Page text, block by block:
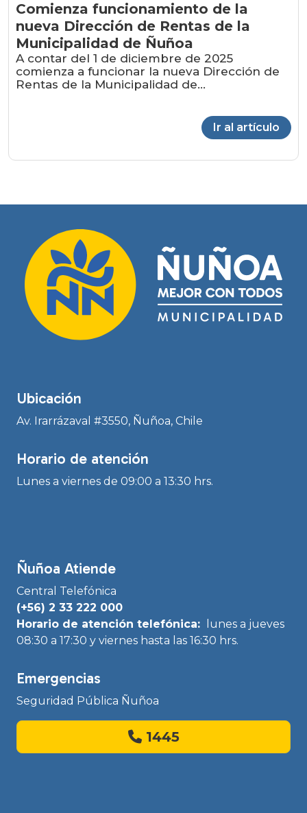
Comienza funcionamiento de la
nueva Dirección de Rentas de la
Municipalidad de Ñuñoa
A contar del 1 de diciembre de 2025
comienza a funcionar la nueva Dirección de
Rentas de la Municipalidad de...
Ir al artículo
Ubicación
Av. Irarrázaval #3550, Ñuñoa, Chile
Horario de atención
Lunes a viernes de 09:00 a 13:30 hrs.
Ñuñoa Atiende
Central Telefónica
(+56) 2 33 222 000
Horario de atención telefónica:
lunes a jueves
08:30 a 17:30 y viernes hasta las 16:30 hrs.
Emergencias
Seguridad Pública Ñuñoa
1445